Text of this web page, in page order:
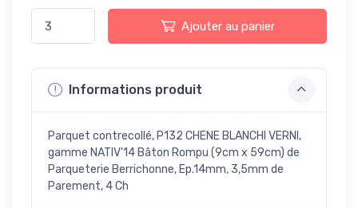
Ajouter au panier
Informations produit
Parquet contrecollé, P132 CHENE BLANCHI VERNI,
gamme NATIV'14 Bâton Rompu (9cm x 59cm) de
Parqueterie Berrichonne, Ep.14mm, 3,5mm de
Parement, 4 Ch